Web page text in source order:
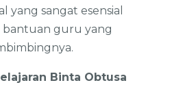
yang sangat esensial
bantuan guru yang
Binta Obtusa